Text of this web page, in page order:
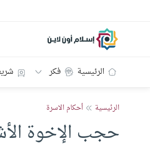
إسلام أون لاين
الرئيسية فكر
الرئيسية أحكام الاسرة
حجب الإخوة